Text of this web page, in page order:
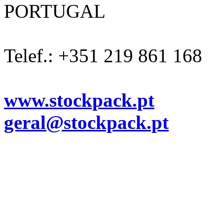
PORTUGAL
Telef.: +351 219 861 168
www.stockpack.pt
geral@stockpack.pt